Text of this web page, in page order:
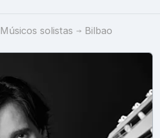
Músicos solistas Bilbao